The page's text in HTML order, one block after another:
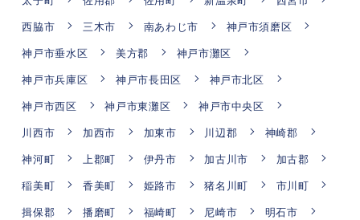
西脇市
三木市 南あわじ市
神戸市須磨区
神戸市垂水区
美方郡
神戸市灘区
神戸市兵庫区
神戸市長田区
神戸市北区
神戸市西区
神戸市東灘区
神戸市中央区
川西市
加西市 加東市 川辺郡
神崎郡
神河町
上郡町 伊丹市 加古川市
加古郡
稲美町
香美町 姫路市 猪名川町
市川町
揖保郡
播磨町 福崎町 尼崎市
明石市